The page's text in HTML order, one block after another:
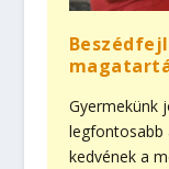
Gyermekünk
legfontosabb
kedvének a